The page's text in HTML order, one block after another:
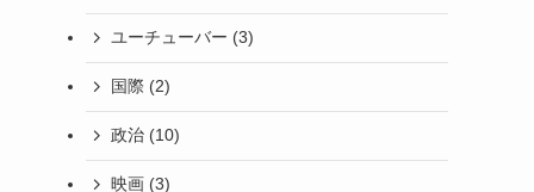
ユーチューバー (3)
国際 (2)
政治 (10)
映画 (3)